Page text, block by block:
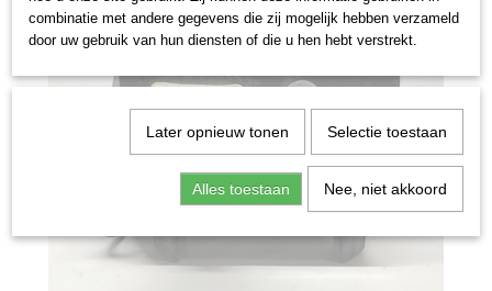
combinatie met andere gegevens die zij mogelijk hebben verzameld
door uw gebruik van hun diensten of die u hen hebt verstrekt.
Later opnieuw tonen Selectie toestaan
Alles toestaan Nee, niet akkoord